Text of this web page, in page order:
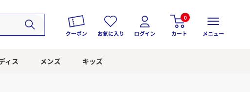
クーポン お気に入り ログイン
0
カート メニュー
ィス メンズ キッズ